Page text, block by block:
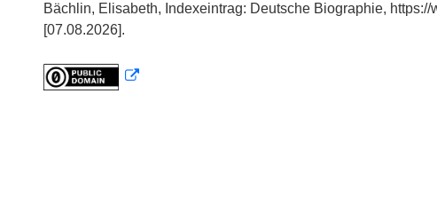
Bächlin, Elisabeth, Indexeintrag: Deutsche Biographie,
[07.08.2026].